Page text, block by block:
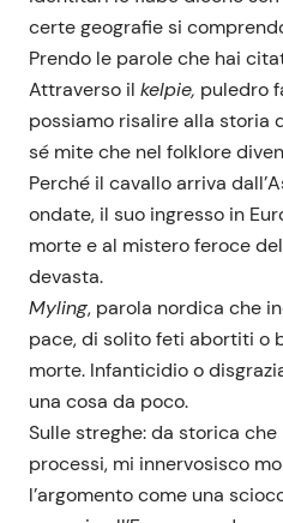
certe geografie si
Prendo le parole che hai
Attraverso il kelpie, puledro
possiamo risalire alla storia
sé mite che nel folklore
Perché il cavallo arriva
ondate, il suo ingresso in
morte e al mistero feroce
devasta.
Myling, parola nordica che
pace, di solito feti abortiti o
morte. Infanticidio o
una cosa da poco.
Sulle streghe: da storica
processi, mi innervosisco
l’argomento come una